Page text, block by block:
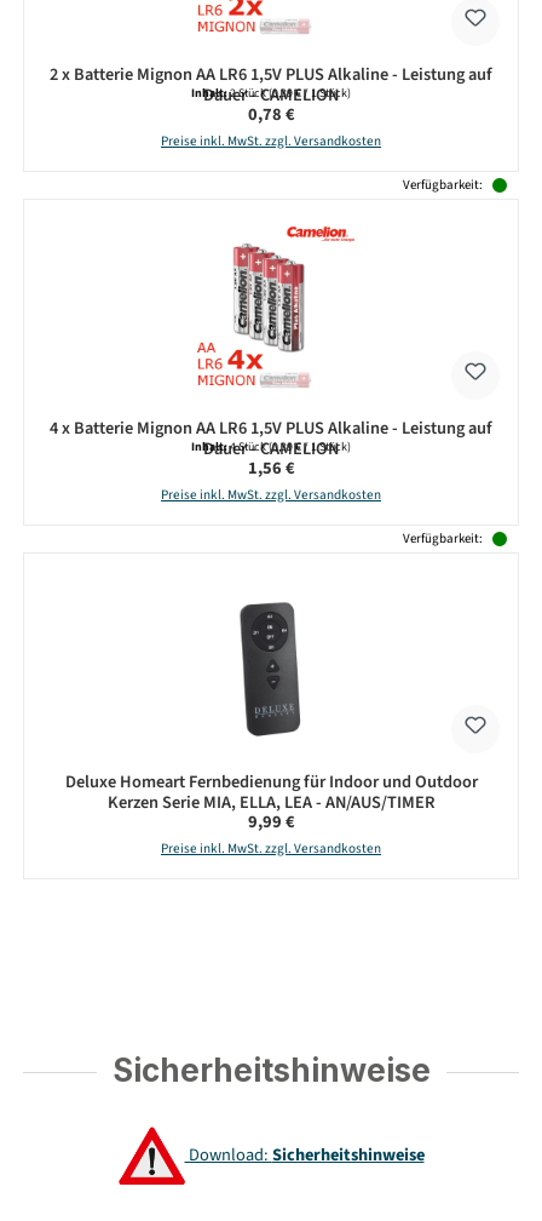
2 x Batterie Mignon AA LR6 1,5V PLUS Alkaline - Leistung auf
Dauer - CAMELION
Inhalt:2 Stück(0,39 € / 1 Stück)
Regulärer Preis:
0,78 €
Preise inkl. MwSt. zzgl. Versandkosten
Verfügbarkeit:
4 x Batterie Mignon AA LR6 1,5V PLUS Alkaline - Leistung auf
Dauer - CAMELION
Inhalt:4 Stück(0,39 € / 1 Stück)
Regulärer Preis:
1,56 €
Preise inkl. MwSt. zzgl. Versandkosten
Verfügbarkeit:
Deluxe Homeart Fernbedienung für Indoor und Outdoor
Kerzen Serie MIA, ELLA, LEA - AN/AUS/TIMER
Regulärer Preis:
9,99 €
Preise inkl. MwSt. zzgl. Versandkosten
Sicherheitshinweise
Download:Sicherheitshinweise